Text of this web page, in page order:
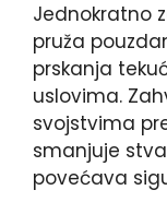
Jednokratno
pruža
prskanja
uslovima.
svojstvima
smanjuje
povećava